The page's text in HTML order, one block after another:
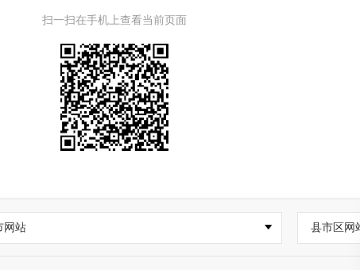
扫一扫在手机上查看当前页面
网站 县市区网